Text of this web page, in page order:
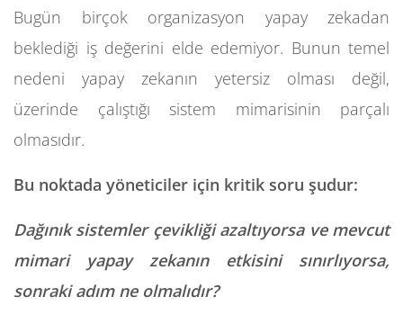
Bugün birçok organizasyon yapay zekadan
beklediği iş değerini elde edemiyor. Bunun temel
nedeni yapay zekanın yetersiz olması değil,
üzerinde çalıştığı sistem mimarisinin parçalı
olmasıdır.
Bu noktada yöneticiler için kritik soru şudur:
Dağınık sistemler çevikliği azaltıyorsa ve mevcut
mimari yapay zekanın etkisini sınırlıyorsa,
sonraki adım ne olmalıdır?